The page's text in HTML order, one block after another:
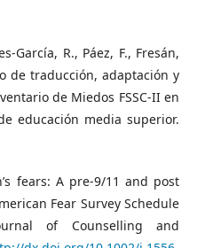
García, R., Páez, F., Fresán,
de traducción, adaptación y
de Miedos FSSC-II en
educación media superior.
fears: A pre-9/11 and post
Fear Survey Schedule
of Counselling and